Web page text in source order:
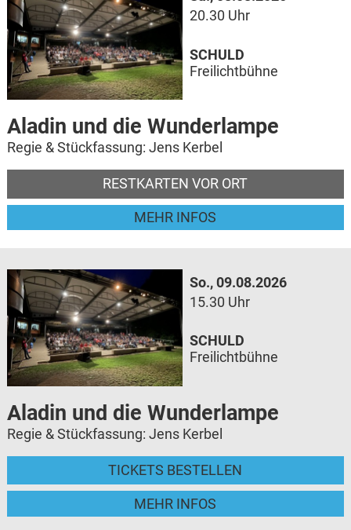
20.30 Uhr
Aladin und die Wunderlampe
Regie & Stückfassung: Jens Kerbel
RESTKARTEN VOR ORT
MEHR INFOS
SCHULD
Freilichtbühne
So., 09.08.2026
15.30 Uhr
Aladin und die Wunderlampe
Regie & Stückfassung: Jens Kerbel
TICKETS BESTELLEN
MEHR INFOS
SCHULD
Freilichtbühne